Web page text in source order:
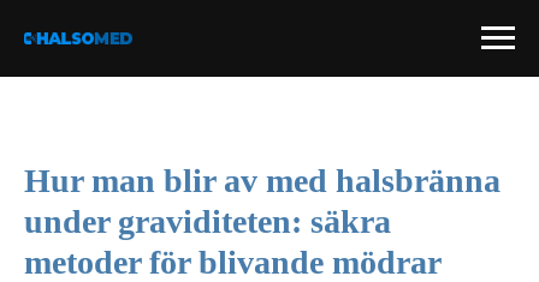
Hur man blir av med halsbränna
under graviditeten: säkra
metoder för blivande mödrar